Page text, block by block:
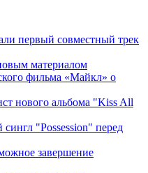
первый совместный трек
материалом
фильма «Майкл» о
нового альбома "Kiss All
"Possession" перед
завершение